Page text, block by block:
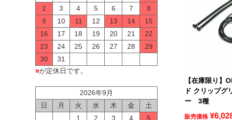
2
3 4 5 6 7
8
9
10 11 12 13 14
15
16
17 18 19 20 21
22
23
24 25 26 27 28
29
30
31
■が定休日です。
2026年9月
日
月 火 水 木 金
土
1
2 3 4
5
【在庫限り】
ド クリップグ
ー 3種
販売価格 ¥